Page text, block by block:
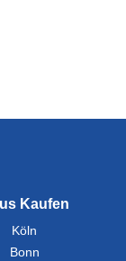
Kaufen
Köln
Bonn